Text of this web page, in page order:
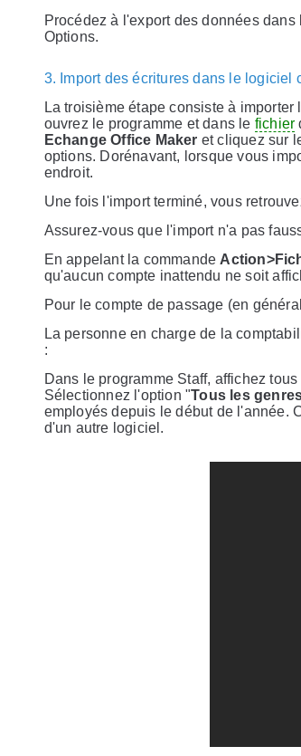
Procédez à l'export des données dans
Options.
3. Import des écritures dans le logiciel
La troisième étape consiste à
ouvrez le programme et dans le fichier
Echange Office Maker et cliquez sur
options. Dorénavant, lorsque vous
endroit.
Une fois l'import terminé, vous
Assurez-vous que l'import n'a pas
En appelant la commande
qu'aucun compte inattendu ne soit
Pour le compte de passage (en
La personne en charge de la
:
Dans le programme Staff, affichez
Sélectionnez l'option "Tous les
employés depuis le début de l'année.
d'un autre logiciel.